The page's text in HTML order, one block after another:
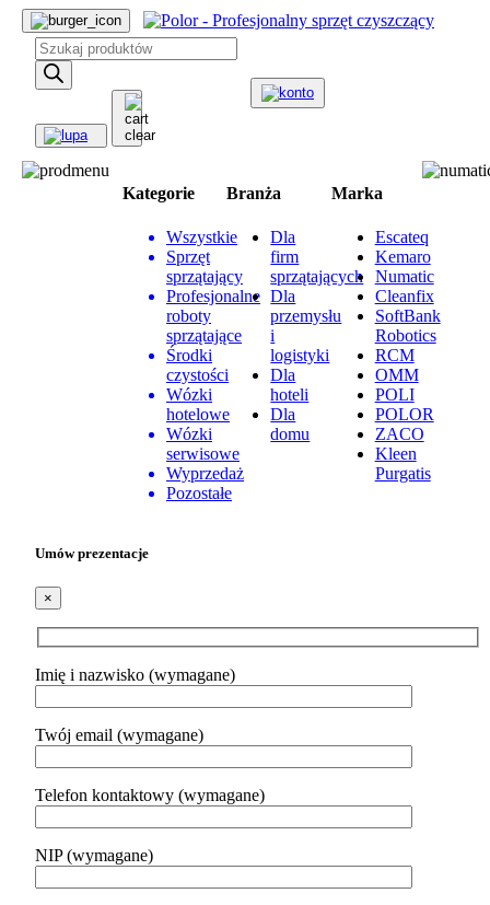
Wyszukiwarka
produktów
Kategorie
Wszystkie
Sprzęt
sprzątający
Profesjonalne
roboty
sprzątające
Środki
czystości
Wózki
hotelowe
Wózki
serwisowe
Wyprzedaż
Pozostałe
Branża
Dla
firm
sprzątających
Dla
przemysłu
i
logistyki
Dla
hoteli
Dla
domu
Marka
Escateq
Kemaro
Numatic
Cleanfix
SoftBank
Robotics
RCM
OMM
POLI
POLOR
ZACO
Kleen
Purgatis
Umów prezentacje
×
Imię i nazwisko (wymagane)
Twój email (wymagane)
Telefon kontaktowy (wymagane)
NIP (wymagane)